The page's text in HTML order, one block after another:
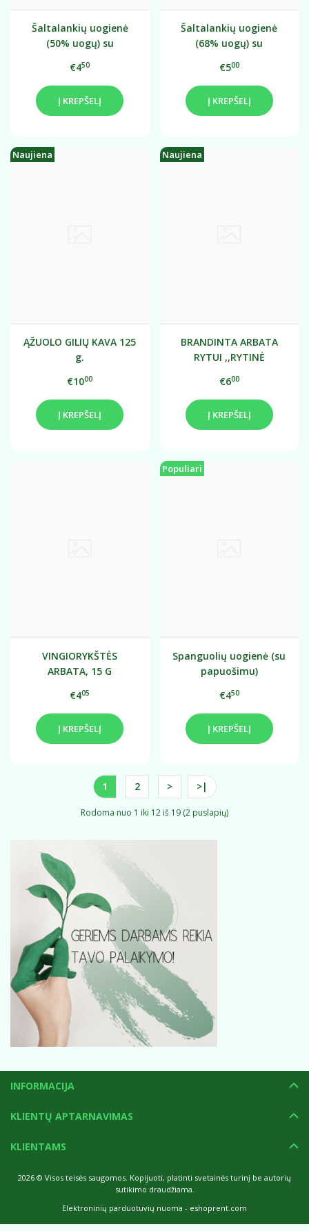
Šaltalankių uogienė
(50% uogų) su
€450
Į KREPŠELĮ
Šaltalankių uogienė
(68% uogų) su
€500
Į KREPŠELĮ
Naujiena
ĄŽUOLO GILIŲ KAVA 125
g.
€1000
Į KREPŠELĮ
Naujiena
BRANDINTA ARBATA
RYTUI ,,RYTINĖ
€600
Į KREPŠELĮ
VINGIORYKŠTĖS
ARBATA, 15 G
€405
Į KREPŠELĮ
Populiari
Spanguolių uogienė (su
papuošimu)
€450
Į KREPŠELĮ
1 2 > >|
Rodoma nuo 1 iki 12 iš 19 (2 puslapių)
INFORMACIJA
KLIENTŲ APTARNAVIMAS
KLIENTAMS
2026 © Visos teisės saugomos. Kopijuoti, platinti svetainės turinį be autorių
sutikimo draudžiama.
Elektroninių parduotuvių nuoma - eshoprent.com